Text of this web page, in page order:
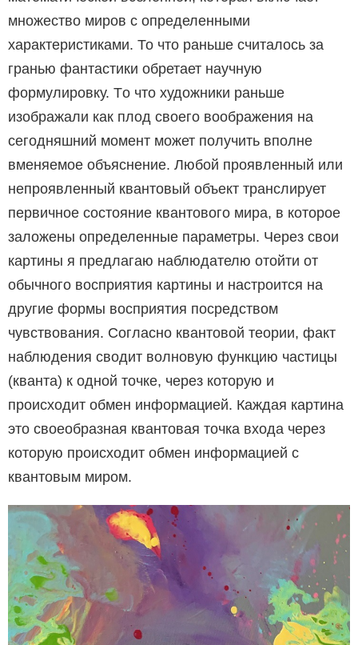
множество миров с определенными
характеристиками. То что раньше считалось за
гранью фантастики обретает научную
формулировку. Тo что художники раньше
изображали как плод своего воображения на
сегодняшний момент может получить вполне
вменяемое объяснение. Любой проявленный или
непроявленный квантовый объект транслирует
первичное состояние квантового мира, в которое
заложены определенные параметры. Через свои
картины я предлагаю наблюдателю отойти от
обычного восприятия картины и настроится на
другие формы восприятия посредством
чувствования. Согласно квантовой теории, факт
наблюдения сводит волновую функцию частицы
(кванта) к одной точке, через которую и
происходит обмен информацией. Каждая картина
это своеобразная квантовая точка входа через
которую происходит обмен информацией с
квантовым миром.